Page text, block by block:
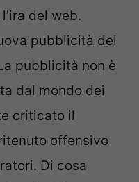
del web.
pubblicità del
La pubblicità non è
dal mondo dei
criticato il
offensivo
Di cosa